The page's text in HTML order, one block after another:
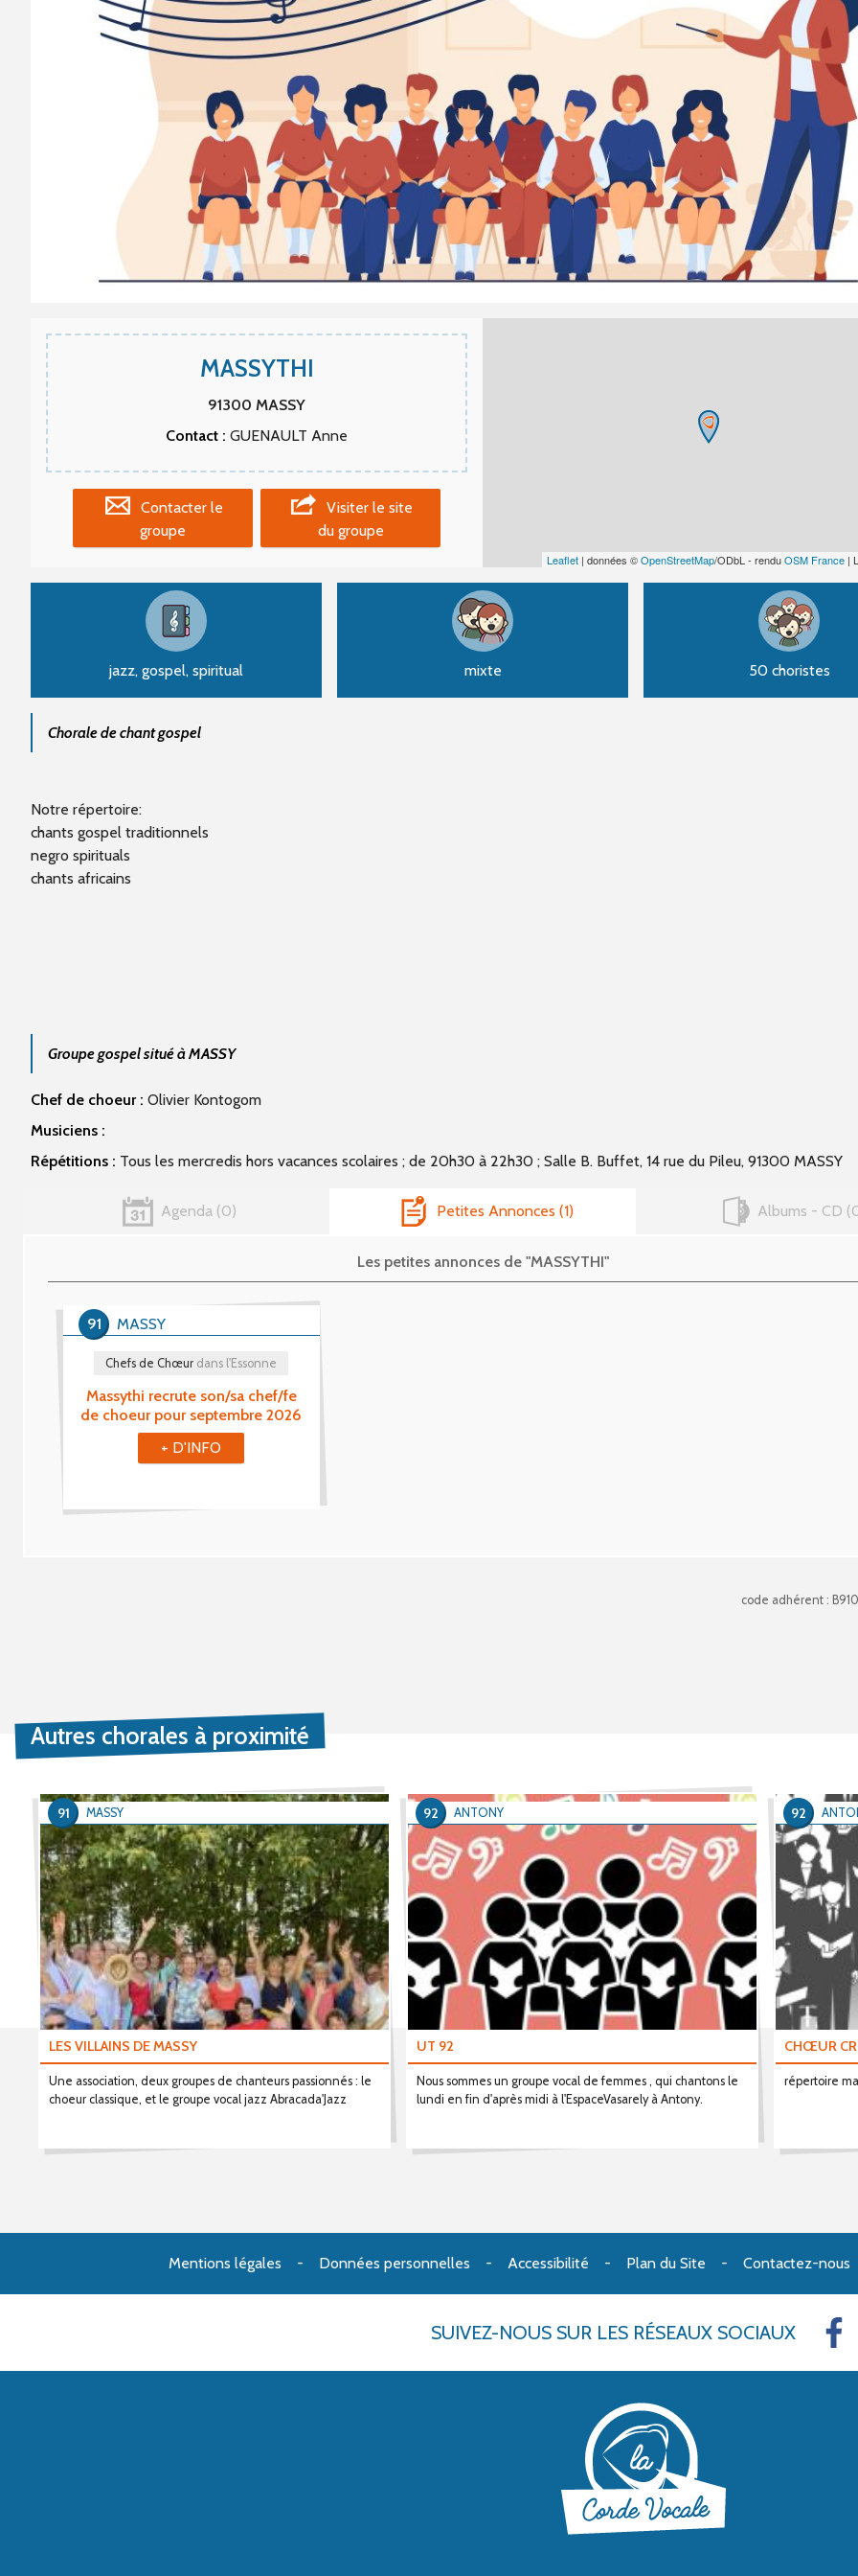
MASSYTHI
91300 MASSY
Contact : GUENAULT Anne
Contacter le
groupe
Visiter le site
du groupe
Leaflet | données ©OpenStreetMap/ODbL - renduOSM France |
jazz, gospel, spiritual mixte 50 choristes
Chorale de chant gospel
Notre répertoire:
chants gospel traditionnels
negro spirituals
chants africains
Groupe gospel situé à MASSY
Chef de choeur : Olivier Kontogom
Musiciens :
Répétitions : Tous les mercredis hors vacances scolaires ; de 20h30 à 22h30 ; Salle B. Buffet, 14 rue du Pileu, 91300 MASSY
Agenda 0 Petites Annonces 1
Les petites annonces de "MASSYTHI"
Massythi recrute son/sa chef/fe
de choeur pour septembre 2026
Chefs de Chœur dans l'Essonne
MASSY
91
+ D'INFO
Albums - CD
code adhérent :
Autres chorales à proximité
LES VILLAINS DE MASSY
Une association, deux groupes de chanteurs passionnés : le
choeur classique, et le groupe vocal jazz Abracada'Jazz
MASSY
91
UT 92
Nous sommes un groupe vocal de femmes , qui chantons le
lundi en fin d'après midi à l'EspaceVasarely à Antony.
ANTONY
92
CHŒUR
répertoire
92
Mentions légales Données personnelles Accessibilité Plan du Site Contactez-nous
SUIVEZ-NOUS SUR LES RÉSEAUX SOCIAUX